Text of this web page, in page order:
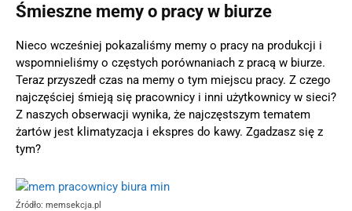
Śmieszne memy o pracy w biurze
Nieco wcześniej pokazaliśmy memy o pracy na produkcji i
wspomnieliśmy o częstych porównaniach z pracą w biurze.
Teraz przyszedł czas na memy o tym miejscu pracy. Z czego
najczęściej śmieją się pracownicy i inni użytkownicy w sieci?
Z naszych obserwacji wynika, że najczęstszym tematem
żartów jest klimatyzacja i ekspres do kawy. Zgadzasz się z
tym?
Źródło: memsekcja.pl